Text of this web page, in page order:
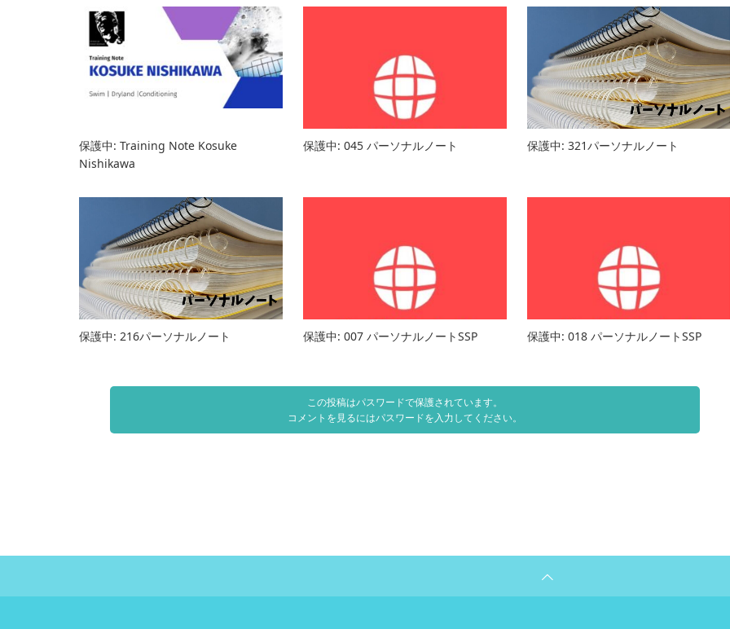
保護中: Training Note Kosuke
Nishikawa
保護中: 045 パーソナルノート 保護中: 321パーソナルノート
保護中: 216パーソナルノート 保護中: 007 パーソナルノートSSP 保護中: 018 パーソナルノートSSP
この投稿はパスワードで保護されています。
コメントを見るにはパスワードを入力してください。